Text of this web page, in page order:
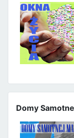
Domy